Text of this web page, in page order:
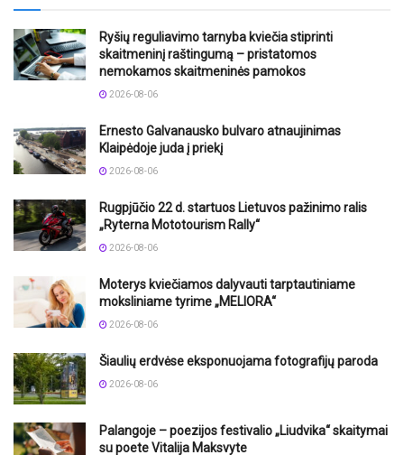
Ryšių reguliavimo tarnyba kviečia stiprinti
skaitmeninį raštingumą – pristatomos
nemokamos skaitmeninės pamokos
2026-08-06
Ernesto Galvanausko bulvaro atnaujinimas
Klaipėdoje juda į priekį
2026-08-06
Rugpjūčio 22 d. startuos Lietuvos pažinimo ralis
„Ryterna Mototourism Rally“
2026-08-06
Moterys kviečiamos dalyvauti tarptautiniame
moksliniame tyrime „MELIORA“
2026-08-06
Šiaulių erdvėse eksponuojama fotografijų paroda
2026-08-06
Palangoje – poezijos festivalio „Liudvika“ skaitymai
su poete Vitalija Maksvyte